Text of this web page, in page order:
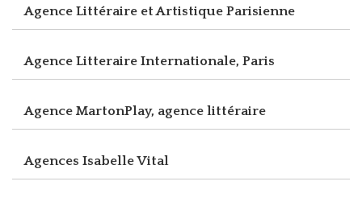
Agence Littéraire et Artistique Parisienne
Agence Litteraire Internationale, Paris
Agence MartonPlay, agence littéraire
Agences Isabelle Vital